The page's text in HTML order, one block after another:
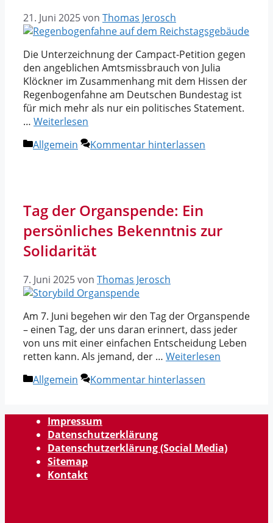
21. Juni 2025von Thomas Jerosch
Die Unterzeichnung der Campact-Petition gegen
den angeblichen Amtsmissbrauch von Julia
Klöckner im Zusammenhang mit dem Hissen der
Regenbogenfahne am Deutschen Bundestag ist
für mich mehr als nur ein politisches Statement.
… Weiterlesen
Kategorien
Allgemein Kommentar hinterlassen
Tag der Organspende: Ein
persönliches Bekenntnis zur
Solidarität
7. Juni 2025von Thomas Jerosch
Am 7. Juni begehen wir den Tag der Organspende
– einen Tag, der uns daran erinnert, dass jeder
von uns mit einer einfachen Entscheidung Leben
retten kann. Als jemand, der … Weiterlesen
Kategorien
Allgemein Kommentar hinterlassen
Impressum
Datenschutzerklärung
Datenschutzerklärung (Social Media)
Sitemap
Kontakt